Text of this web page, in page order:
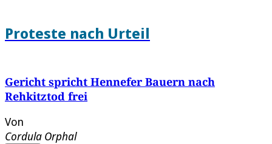
Proteste nach Urteil
Gericht spricht Hennefer Bauern nach
Rehkitztod frei
Von
Cordula Orphal